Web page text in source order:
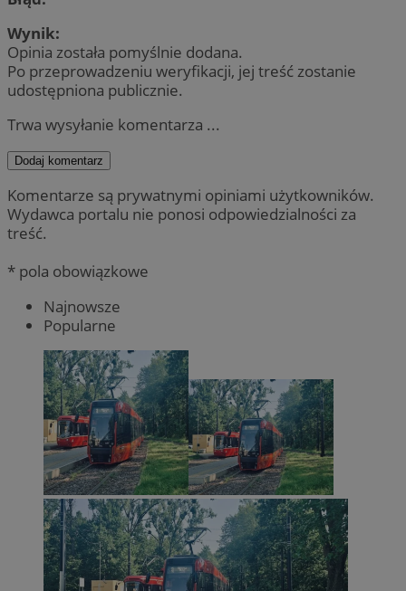
Wynik:
Opinia została pomyślnie dodana.
Po przeprowadzeniu weryfikacji, jej treść zostanie
udostępniona publicznie.
Trwa wysyłanie komentarza ...
Dodaj komentarz
Komentarze są prywatnymi opiniami użytkowników.
Wydawca portalu nie ponosi odpowiedzialności za
treść.
* pola obowiązkowe
Najnowsze
Popularne